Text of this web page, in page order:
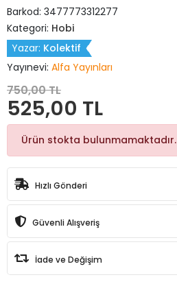
Barkod: 3477773312277
Kategori: Hobi
Yazar: Kolektif
Yayınevi: Alfa Yayınları
750,00 TL
525,00 TL
Ürün stokta bulunmamaktadır.
Hızlı Gönderi
Güvenli Alışveriş
İade ve Değişim